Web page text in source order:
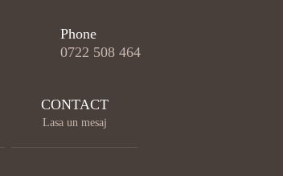
Phone
0722 508 464
CONTACT
Lasa un mesaj